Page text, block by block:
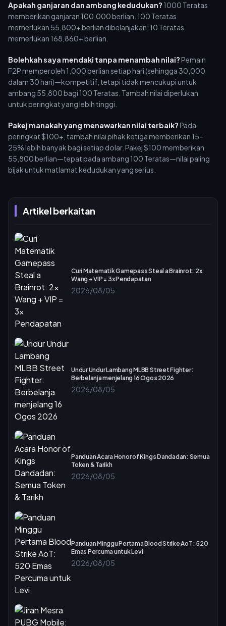
Artikel berkaitan
Curi Matematik Gamepass Steal a Brainrot: 2x
Wang + VIP = 3x Pendapatan
2026/08/05
Undur Undur Lambang MLBB Street Fighter:
Berbelanja menjelang 16 Ogos 2026
2026/08/05
Panduan Acara Honor of Kings Dandadan: Semua
Token & Tarikh
2026/08/05
Panduan Minggu Pertama Blood Strike AoT: 520
Emas Percuma untuk Levi
2026/08/05
Apakah ganjaran dan ambang kedudukan? 1000 Teratas
memberikan ganjaran 100,000 berlian. 100 Teratas
memerlukan 55,800+ berlian dibelanjakan; 10 Teratas
memerlukan 168,860+ berlian.
Bolehkah saya mendaki tanpa menambah nilai?Pemain
F2P memperoleh 1,000 berlian setiap hari (sehingga 30,000
dalam 30 hari)—kompetitif, tetapi tidak mencukupi untuk
ambang 55,800 bagi 100 Teratas. Tambah nilai diperlukan
untuk peringkat yang lebih tinggi.
Pakej manakah yang menawarkan nilai terbaik?Pada
peringkat $100+, tambah nilai pihak ketiga memberikan 15–
25% lebih banyak bagi setiap dolar. Pakej $100 memberikan
55,800 berlian—tepat pada ambang 100 Teratas—nilai paling
bijak untuk matlamat kedudukan yang serius.